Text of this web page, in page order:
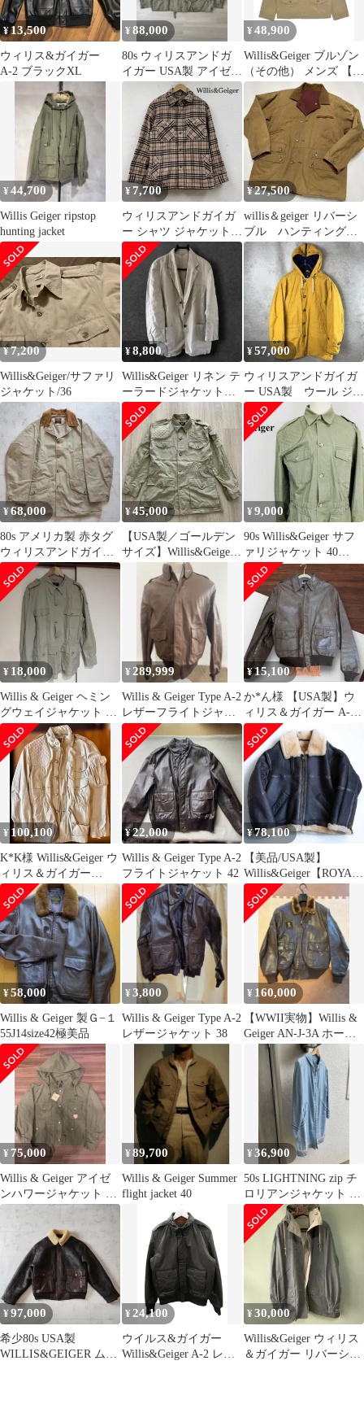
¥13,500
ウィリス&ガイガー
A-2 ブラックXL
¥88,000
80s ウィリスアンドガ
イガー USA製 アイゼン
ハワー フィッシングジ
ャケット
¥48,900
Willis&Geiger ブルゾン
（その他） メンズ 【古
着】【中古】【送料無
料】
¥44,700
Willis Geiger ripstop
hunting jacket
¥ 7,700
ウィリスアンドガイガ
ー シャツ ジャケット
ワークブルゾン チェッ
ク柄 ウールコート
51560625 メンズ M
ISItems【USED】【古
着】【中古】50149004
¥27,500
willis＆geiger リバーシ
ブル ハンティングジ
ャケットM
¥7,200
Willis&Geiger/サファリ
ジャケット/36
¥8,800
Willis&Geiger リネン テ
ーラードジャケット
ウィリスアンドガイガ
ー
¥57,000
ウィリスアンドガイガ
ー USA製 ウール ジャ
ケット M ライナー付き
¥68,000
80s アメリカ製 赤タグ
ウィリスアンドガイガ
ー ハンティングジャケ
ット 38
¥45,000
【USA製／ゴールデン
サイズ】Willis&Geiger
ヘミングウェイジャケ
ット
¥9,000
90s Willis&Geiger サフ
ァリジャケット 40
0741-A
¥ 18,000
Willis & Geiger ヘミン
グウェイジャケット 46
サイズ USA製
¥289,999
Willis & Geiger Type A-2
レザーフライトジャケ
ット 40
¥15,100
か*ん様 【USA製】ウ
ィリス＆ガイガー A-2
サイズ40 SCOVILL
¥ 100,100
K*K様 Willis&Geiger ウ
ィリス＆ガイガー
WHITE HUNTE
¥22,000
Willis & Geiger Type A-2
フライトジャケット 42
¥78,100
【美品/USA製】
Willis&Geiger【ROYAL
AIR FORCE ムートンボ
ンバージャケット】40
R.A.F. ウィリスアンド
ガイガー フライト レザ
ー ジャケット 25120701
¥58,000
Willis & Geiger 製Ｇ−１
55J14size42極美品
¥3,800
Willis & Geiger Type A-2
レザージャケット 38
¥ 160,000
【WWII実物】Willis &
Geiger AN-J-3A ホース
ハイド
¥ 75,000
Willis & Geiger アイゼ
ンハワージャケット S
新品アメリカ製
¥89,700
Willis & Geiger Summer
flight jacket 40
¥36,900
50s LIGHTNING zip チ
ロリアンジャケット ユ
ーロ US 古着 軍
¥97,000
希少80s USA製
WILLIS&GEIGER ムー
¥ 24,100
ウイルス&ガイガー
Willis&Geiger A-2 レザ
¥30,000
Willis&Geiger ウィリス
＆ガイガー リバーシブ